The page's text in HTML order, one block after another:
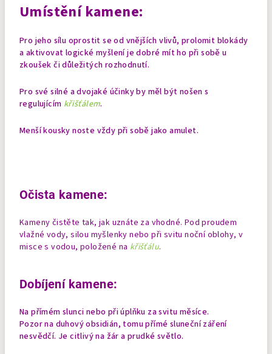
Umístění kamene:
Pro jeho sílu oprostit se od vnějších vlivů, prolomit blokády
a aktivovat logické myšlení je dobré mít ho při sobě u
zkoušek či důležitých rozhodnutí.
Pro své silné a dvojaké účinky by měl být nošen s
regulujícím křišťálem.
Menší kousky noste vždy při sobě jako amulet.
Očista kamene:
Kameny čistěte tak, jak uznáte za vhodné. Pod proudem
vlažné vody, silou myšlenky nebo při svitu noční oblohy, v
misce s vodou, položené na křišťálu.
Dobíjení kamene:
Na přímém slunci nebo při úplňku za svitu měsíce.
Pozor na duhový obsidián, tomu přímé sluneční záření
nesvědčí. Je citlivý na žár a prudké světlo.